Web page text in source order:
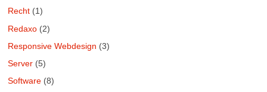
Recht (1)
Redaxo (2)
Responsive Webdesign (3)
Server (5)
Software (8)